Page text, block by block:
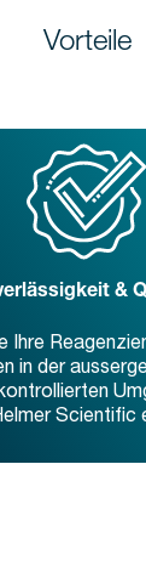
Vorteile
&
Ihre
in der
Scientific